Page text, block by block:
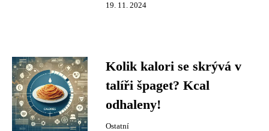
19. 11. 2024
Kolik kalori se skrývá v
talíři špaget? Kcal
odhaleny!
Ostatní